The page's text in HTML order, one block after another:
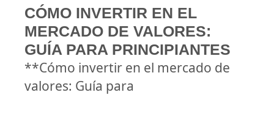
CÓMO INVERTIR EN EL
MERCADO DE VALORES:
GUÍA PARA PRINCIPIANTES
**Cómo invertir en el mercado de
valores: Guía para